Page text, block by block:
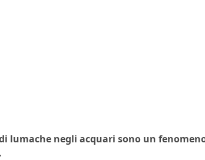
lumache negli acquari sono un